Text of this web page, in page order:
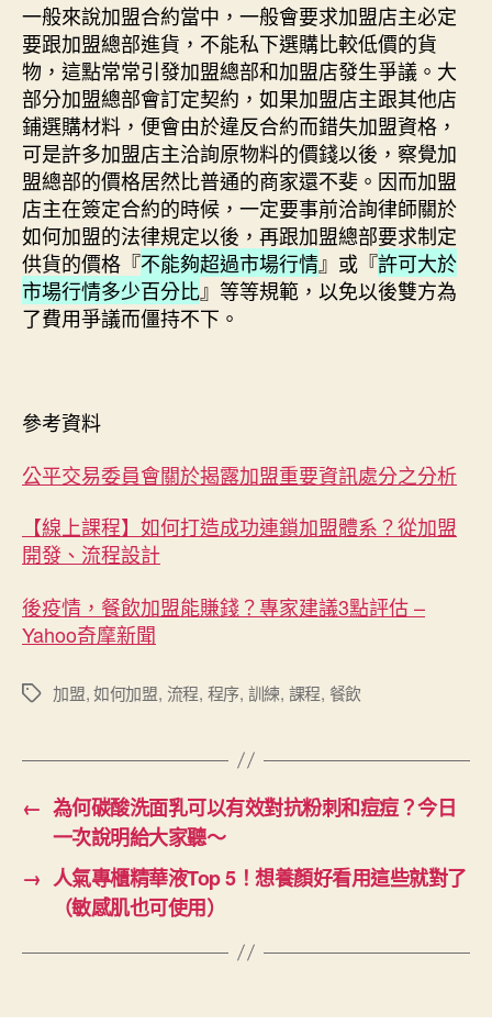
一般來說加盟合約當中，一般會要求加盟店主必定
要跟加盟總部進貨，不能私下選購比較低價的貨
物，這點常常引發加盟總部和加盟店發生爭議。大
部分加盟總部會訂定契約，如果加盟店主跟其他店
鋪選購材料，便會由於違反合約而錯失加盟資格，
可是許多加盟店主洽詢原物料的價錢以後，察覺加
盟總部的價格居然比普通的商家還不斐。因而加盟
店主在簽定合約的時候，一定要事前洽詢律師關於
如何加盟的法律規定以後，再跟加盟總部要求制定
供貨的價格『不能夠超過市場行情』或『許可大於
市場行情多少百分比』等等規範，以免以後雙方為
了費用爭議而僵持不下。
參考資料
公平交易委員會關於揭露加盟重要資訊處分之分析
【線上課程】如何打造成功連鎖加盟體系？從加盟
開發、流程設計
後疫情，餐飲加盟能賺錢？專家建議3點評估 –
Yahoo奇摩新聞
標
加盟,如何加盟, 流程, 程序, 訓練, 課程, 餐飲
← 為何碳酸洗面乳可以有效對抗粉刺和痘痘？今日
一次說明給大家聽～
→ 人氣專櫃精華液Top 5！想養顏好看用這些就對了
（敏感肌也可使用）